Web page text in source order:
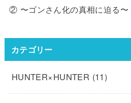
② 〜ゴンさん化の真相に迫る〜
カテゴリー
HUNTER×HUNTER (11)